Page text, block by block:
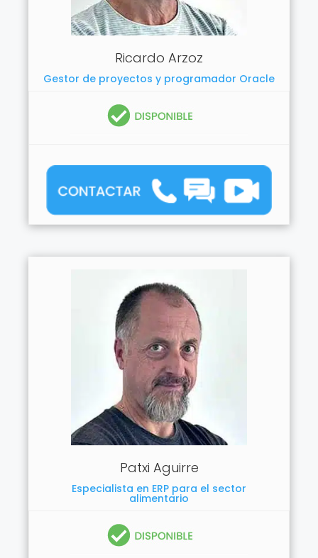
Ricardo Arzoz
Gestor de proyectos y programador Oracle
Patxi Aguirre
Especialista en ERP para el sector
alimentario